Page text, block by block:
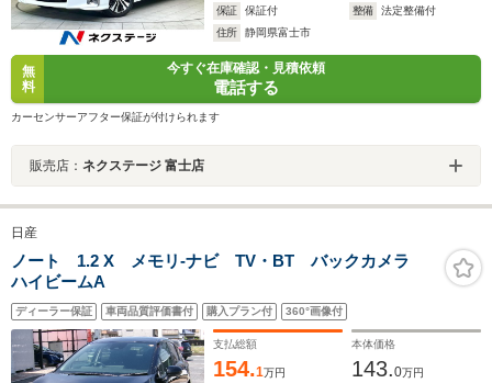
保証
保証付 整備
法定整備付
住所
静岡県富士市
無
料
今すぐ在庫確認・見積依頼
電話する
カーセンサーアフター保証が付けられます
販売店： ネクステージ 富士店
日産
ノート 1.2 X メモリ-ナビ TV・BT バックカメラ
ハイビームA
ディーラー保証 車両品質評価書付 購入プラン付 360°画像付
支払総額
154.1万円
本体価格
143.0万円